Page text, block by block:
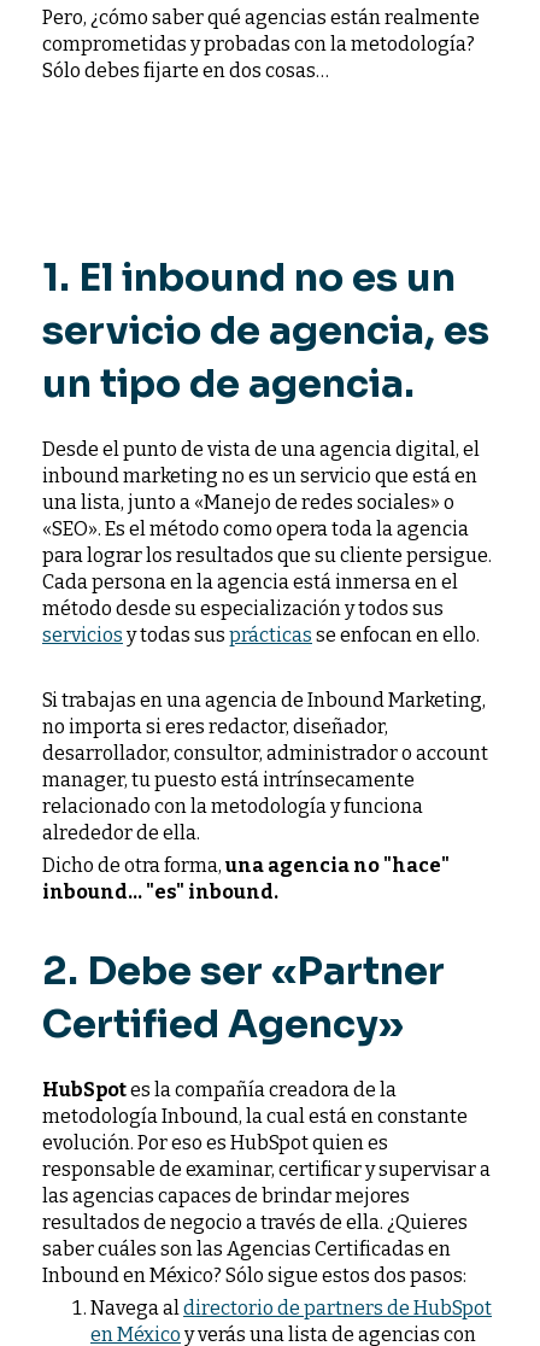
Pero, ¿cómo saber qué agencias están realmente
comprometidas y probadas con la metodología?
Sólo debes fijarte en dos cosas…
1. El inbound no es un
servicio de agencia, es
un tipo de agencia.
Desde el punto de vista de una agencia digital, el
inbound marketing no es un servicio que está en
una lista, junto a «Manejo de redes sociales» o
«SEO». Es el método como opera toda la agencia
para lograr los resultados que su cliente persigue.
Cada persona en la agencia está inmersa en el
método desde su especialización y todos sus
servicios y todas sus prácticas se enfocan en ello.
Si trabajas en una agencia de Inbound Marketing,
no importa si eres redactor, diseñador,
desarrollador, consultor, administrador o account
manager, tu puesto está intrínsecamente
relacionado con la metodología y funciona
alrededor de ella.
Dicho de otra forma, una agencia no "hace"
inbound… "es" inbound.
2. Debe ser «Partner
Certified Agency»
HubSpotes la compañía creadora de la
metodología Inbound, la cual está en constante
evolución. Por eso es HubSpot quien es
responsable de examinar, certificar y supervisar a
las agencias capaces de brindar mejores
resultados de negocio a través de ella. ¿Quieres
saber cuáles son las Agencias Certificadas en
Inbound en México? Sólo sigue estos dos pasos:
Navega aldirectorio de partners de HubSpot
en México y verás una lista de agencias con